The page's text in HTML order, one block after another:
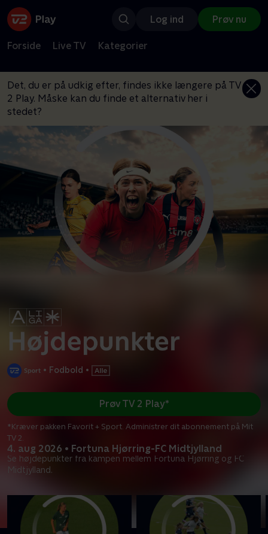
Log ind Prøv nu
Forside Live TV Kategorier
Det, du er på udkig efter, findes ikke længere på TV
2 Play. Måske kan du finde et alternativ her i
stedet?
• Fodbold •
4. aug 2026 • Fortuna Hjørring-FC Midtjylland
Se højdepunkter fra kampen mellem Fortuna Hjørring og FC
Midtjylland.
Prøv TV 2 Play*
*Kræver pakken Favorit + Sport. Administrer dit abonnement på Mit
TV 2.